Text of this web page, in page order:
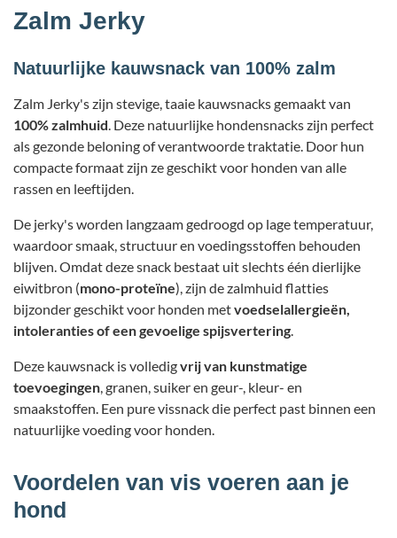
Zalm Jerky
Natuurlijke kauwsnack van 100% zalm
Zalm Jerky's zijn stevige, taaie kauwsnacks gemaakt van
100% zalmhuid. Deze natuurlijke hondensnacks zijn perfect
als gezonde beloning of verantwoorde traktatie. Door hun
compacte formaat zijn ze geschikt voor honden van alle
rassen en leeftijden.
De jerky's worden langzaam gedroogd op lage temperatuur,
waardoor smaak, structuur en voedingsstoffen behouden
blijven. Omdat deze snack bestaat uit slechts één dierlijke
eiwitbron (mono-proteïne), zijn de zalmhuid flatties
bijzonder geschikt voor honden metvoedselallergieën,
intoleranties of een gevoelige spijsvertering.
Deze kauwsnack is volledigvrij van kunstmatige
toevoegingen, granen, suiker en geur-, kleur- en
smaakstoffen. Een pure vissnack die perfect past binnen een
natuurlijke voeding voor honden.
Voordelen van vis voeren aan je
hond